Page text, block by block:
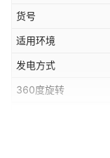
货号
适用环境
发电方式
360度旋转